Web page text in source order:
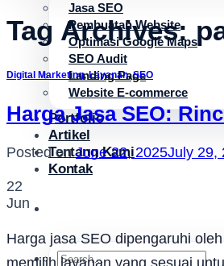
Jasa SEO
Pembuatan Website
Optimasi Google Maps
SEO Audit
Landing Page
Website E-commerce
Portfolio
Artikel
Tentang Kami
Kontak
Search
Tag Archives:
Digital Marketing,Layanan,SEO
Harga Jasa SEO:
Posted onJune 22, 2025July 29,
22
Jun
Harga jasa SEO dipengaruhi
memilih layanan yang sesuai